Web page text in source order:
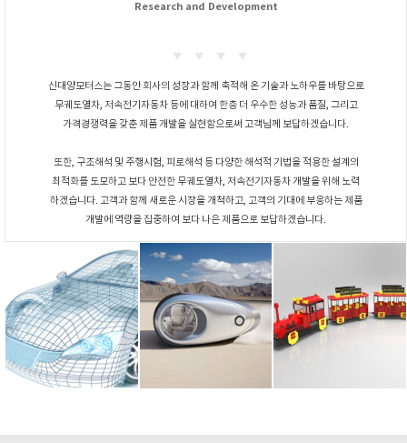
Research and Development
신대양모터스는 그동안 회사의 성장과 함께 축적해 온 기술과 노하우를 바탕으로
무궤도열차, 저속전기자동차 등에 대하여 한층 더 우수한 성능과 품질, 그리고
가격경쟁력을 갖춘 제품 개발을 실현함으로써 고객님께 보답하겠습니다.
또한, 구조해석 및 주행시험, 피로해석 등 다양한 해석적 기법을 적용한 설계의
최적화를 도모하고 보다 안전한 무궤도열차, 저속전기자동차 개발을 위해 노력
하겠습니다. 고객과 함께 새로운시장을 개척하고, 고객의 기대에 부응하는 제품
개발에 역량을 집중하여 보다 나은 제품으로 보답하겠습니다.